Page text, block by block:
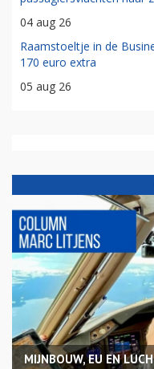
04 aug 26
Raamstoeltje in de
170 euro extra
05 aug 26
MIJNBOUW, EU EN